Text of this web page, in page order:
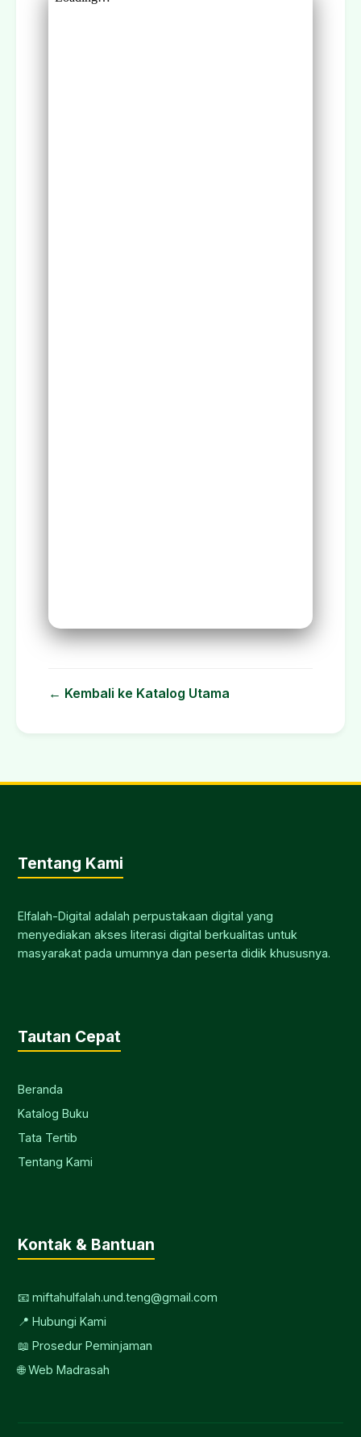
← Kembali ke Katalog Utama
Tentang Kami
Elfalah-Digital adalah perpustakaan digital yang
menyediakan akses literasi digital berkualitas untuk
masyarakat pada umumnya dan peserta didik khususnya.
Tautan Cepat
Beranda
Katalog Buku
Tata Tertib
Tentang Kami
Kontak & Bantuan
📧 miftahulfalah.und.teng@gmail.com
📍 Hubungi Kami
📖 Prosedur Peminjaman
🌐 Web Madrasah